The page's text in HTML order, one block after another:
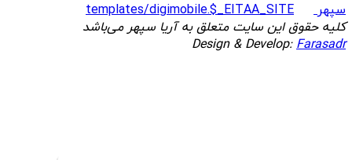
سپهر
templates/digimobile.$_EITAA_SITE
کلیه حقوق این سایت متعلق به آریا سپهر می‌باشد
Design & Develop:Farasadr